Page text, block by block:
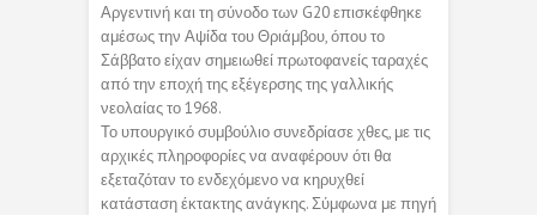
Αργεντινή και τη σύνοδο των G20 επισκέφθηκε
αμέσως την Αψίδα του Θριάμβου, όπου το
Σάββατο είχαν σημειωθεί πρωτοφανείς ταραχές
από την εποχή της εξέγερσης της γαλλικής
νεολαίας το 1968.
Το υπουργικό συμβούλιο συνεδρίασε χθες, με τις
αρχικές πληροφορίες να αναφέρουν ότι θα
εξεταζόταν το ενδεχόμενο να κηρυχθεί
κατάσταση έκτακτης ανάγκης. Σύμφωνα με πηγή